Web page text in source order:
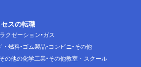
スの転職
クゼーション ガス
・燃料 ゴム製品 コンビニ その他
その他の化学工業 その他教室・スクール